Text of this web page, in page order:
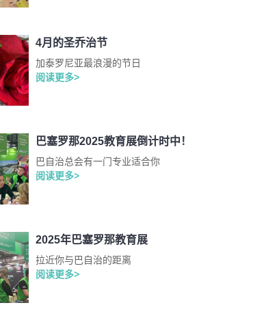
4月的圣乔治节
加泰罗尼亚最浪漫的节日
阅读更多>
巴塞罗那2025教育展倒计时中！
巴自治总会有一门专业适合你
阅读更多>
2025年巴塞罗那教育展
拉近你与巴自治的距离
阅读更多>